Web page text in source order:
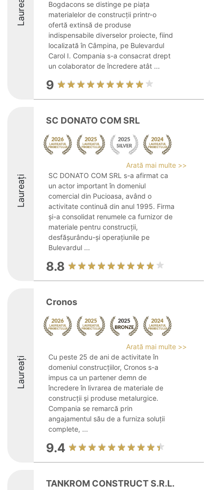
Laureați
Bogdacons se distinge pe piața
materialelor de construcții printr-o
ofertă extinsă de produse
indispensabile diverselor proiecte, fiind
localizată în Câmpina, pe Bulevardul
Carol I. Compania s-a consacrat drept
un colaborator de încredere atât ...
9
Laureați
SC DONATO COM SRL
Arată mai multe >>
SC DONATO COM SRL s-a afirmat ca
un actor important în domeniul
comercial din Pucioasa, având o
activitate continuă din anul 1995. Firma
și-a consolidat renumele ca furnizor de
materiale pentru construcții,
desfășurându-și operațiunile pe
Bulevardul ...
8.8
Laureați
Cronos
Arată mai multe >>
Cu peste 25 de ani de activitate în
domeniul construcțiilor, Cronos s-a
impus ca un partener demn de
încredere în livrarea de materiale de
construcții și produse metalurgice.
Compania se remarcă prin
angajamentul său de a furniza soluții
complete, ...
9.4
TANKROM CONSTRUCT S.R.L.